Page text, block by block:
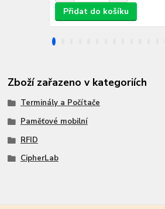
Přidat do košíku
Zboží zařazeno v kategoriích
Terminály a Počítače
Paměťové mobilní
RFID
CipherLab